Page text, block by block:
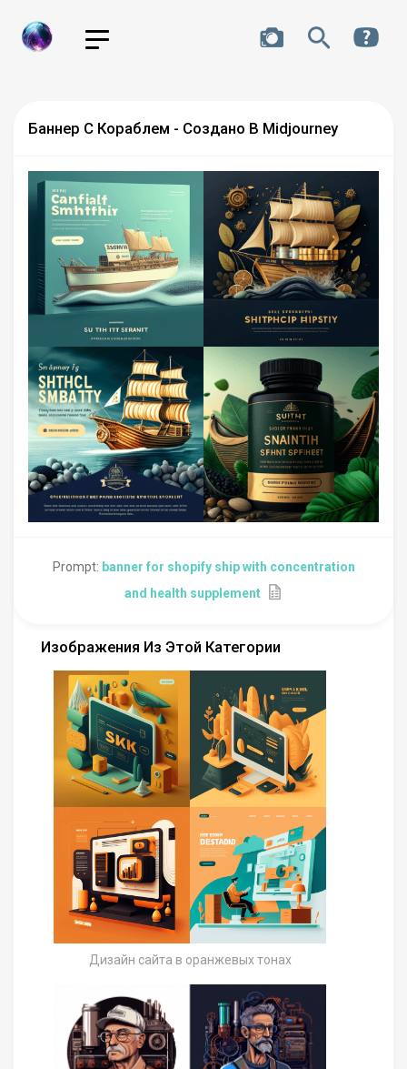
Баннер С Кораблем - Создано В Midjourney
Prompt: banner for shopify ship with concentration
and health supplement
Изображения Из Этой Категории
Дизайн сайта в оранжевых тонах